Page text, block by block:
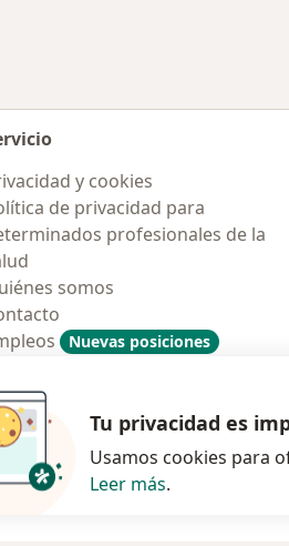
y cookies
de privacidad para
profesionales de la
somos
Nuevas posiciones
Polska
Tu privacidad es
Usamos cookies para
Leer más.